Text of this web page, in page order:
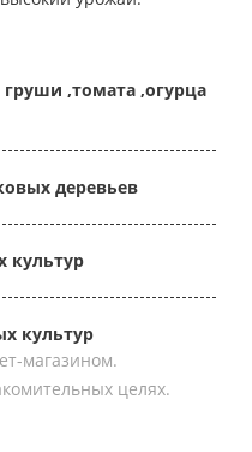
груши ,томата ,огурца
деревьев
культур
культур
магазином.
целях.